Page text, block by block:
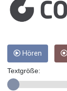
Hören
Textgröße: